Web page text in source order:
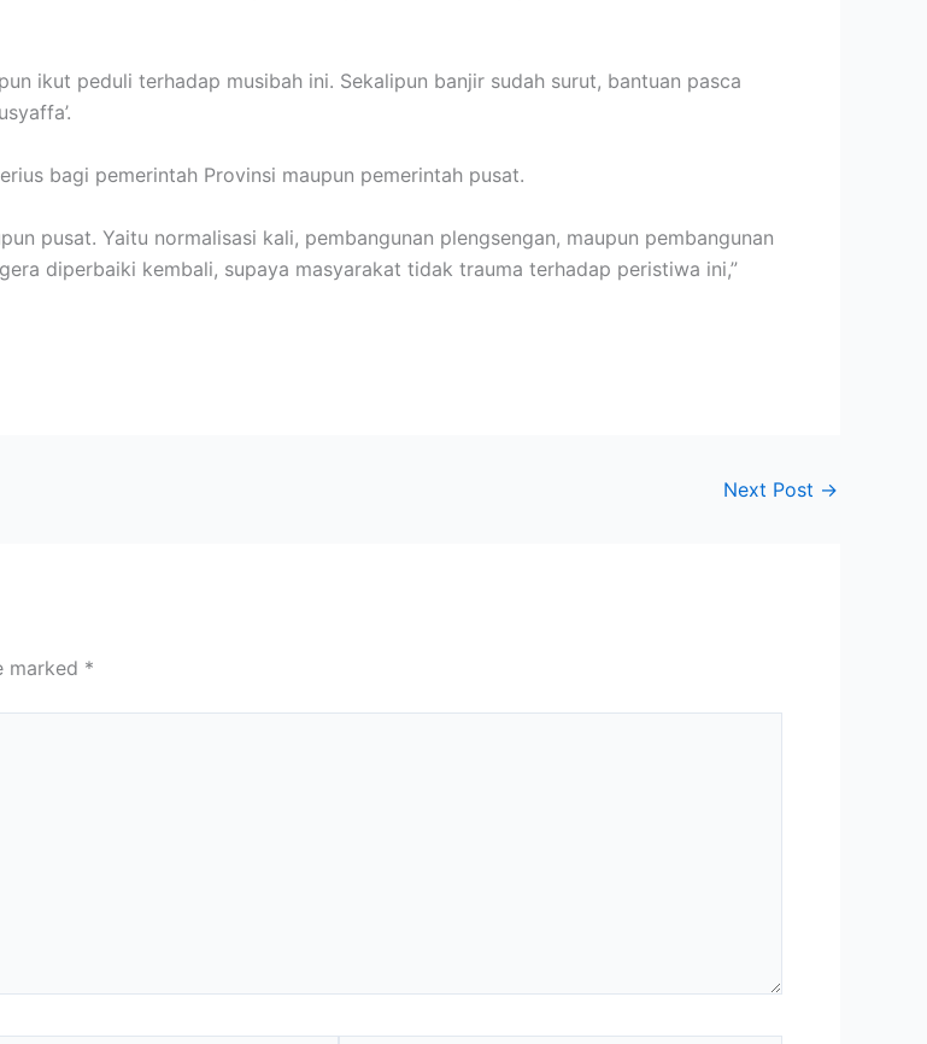
ikut peduli terhadap musibah ini. Sekalipun banjir sudah surut, bantuan pasca
bagi pemerintah Provinsi maupun pemerintah pusat.
pusat. Yaitu normalisasi kali, pembangunan plengsengan, maupun pembangunan
diperbaiki kembali, supaya masyarakat tidak trauma terhadap peristiwa ini,”
Next Post →
marked *